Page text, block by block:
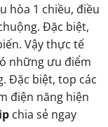
hòa 1 chiều, điều
Đặc biệt,
Vậy thực tế
những ưu điểm
Đặc biệt, top các
điện năng hiện
chia sẻ ngay